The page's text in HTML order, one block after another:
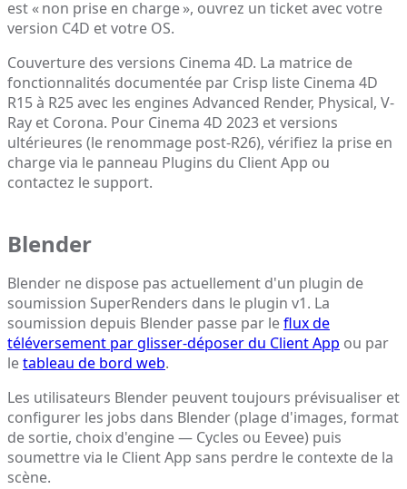
est « non prise en charge », ouvrez un ticket avec votre
version C4D et votre OS.
Couverture des versions Cinema 4D. La matrice de
fonctionnalités documentée par Crisp liste Cinema 4D
R15 à R25 avec les engines Advanced Render, Physical, V-
Ray et Corona. Pour Cinema 4D 2023 et versions
ultérieures (le renommage post-R26), vérifiez la prise en
charge via le panneau Plugins du Client App ou
contactez le support.
Blender
Blender ne dispose pas actuellement d'un plugin de
soumission SuperRenders dans le plugin v1. La
soumission depuis Blender passe par leflux de
téléversement par glisser-déposer du Client App ou par
letableau de bord web.
Les utilisateurs Blender peuvent toujours prévisualiser et
configurer les jobs dans Blender (plage d'images, format
de sortie, choix d'engine — Cycles ou Eevee) puis
soumettre via le Client App sans perdre le contexte de la
scène.